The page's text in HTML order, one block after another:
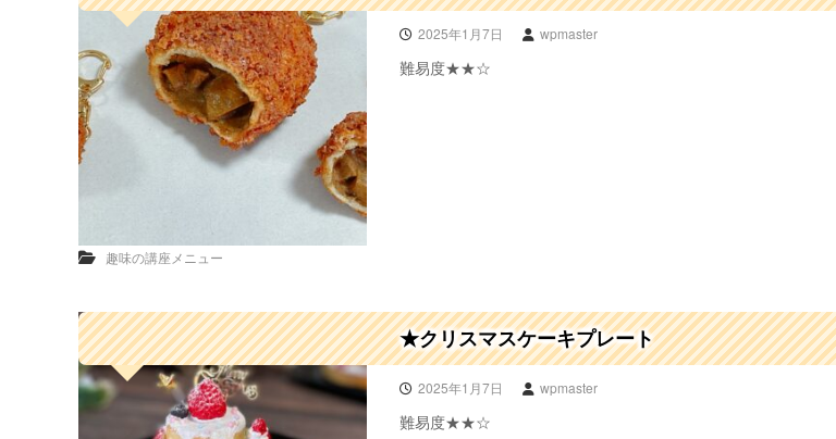
2025年1月7日 wpmaster
難易度★★☆
趣味の講座メニュー
★クリスマスケーキプレート
2025年1月7日 wpmaster
難易度★★☆